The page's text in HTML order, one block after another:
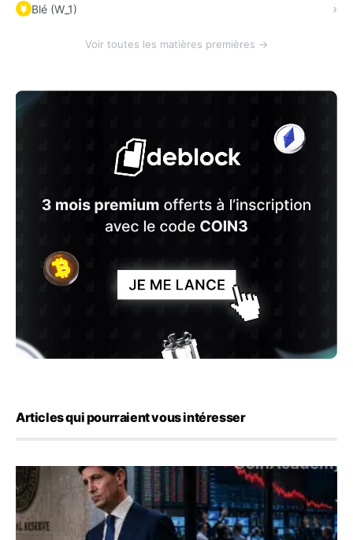
Blé (W_1)
Voir toutes les matières premières →
Articles qui pourraient vous intéresser
Kevin Warsh maintient sa communication minimaliste